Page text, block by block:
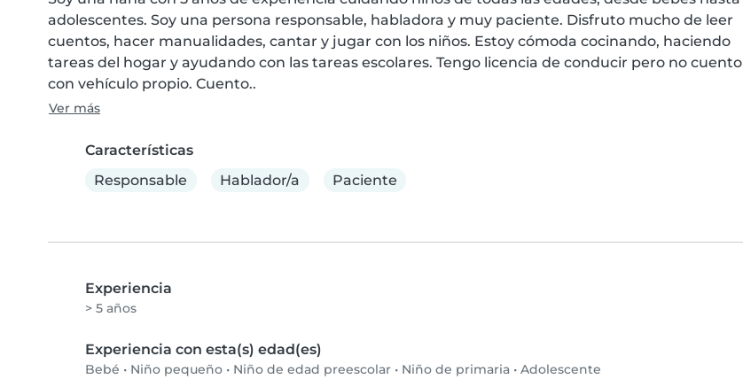
adolescentes. Soy una persona responsable, habladora y muy paciente. Disfruto mucho de leer
cuentos, hacer manualidades, cantar y jugar con los niños. Estoy cómoda cocinando, haciendo
tareas del hogar y ayudando con las tareas escolares. Tengo licencia de conducir pero no cuento
con vehículo propio. Cuento..
Ver más
Características
Responsable
Hablador/a Paciente
Experiencia
> 5 años
Experiencia con esta(s) edad(es)
Bebé • Niño pequeño • Niño de edad preescolar • Niño de primaria • Adolescente